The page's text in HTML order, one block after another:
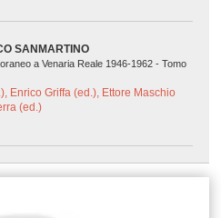
SANMARTINO
a Venaria Reale 1946-1962 - Tomo
Enrico Griffa (ed.), Ettore Maschio
(ed.)